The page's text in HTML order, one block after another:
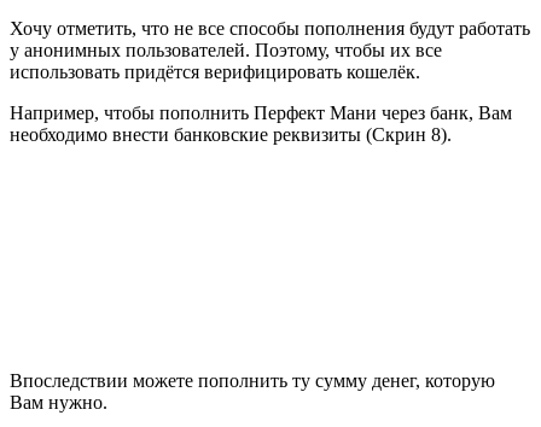
Хочу отметить, что не все способы пополнения будут работать
у анонимных пользователей. Поэтому, чтобы их все
использовать придётся верифицировать кошелёк.
Например, чтобы пополнить Перфект Мани через банк, Вам
необходимо внести банковские реквизиты (Скрин 8).
Впоследствии можете пополнить ту сумму денег, которую
Вам нужно.